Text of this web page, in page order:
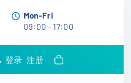
Mon-Fri
09:00 - 17:00
登录 注册